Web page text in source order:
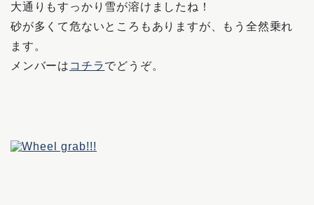
大通りもすっかり雪が溶けましたね！
砂が多くて危ないところもありますが、もう全然乗れ
ます。
メンバーは コチラでどうぞ。